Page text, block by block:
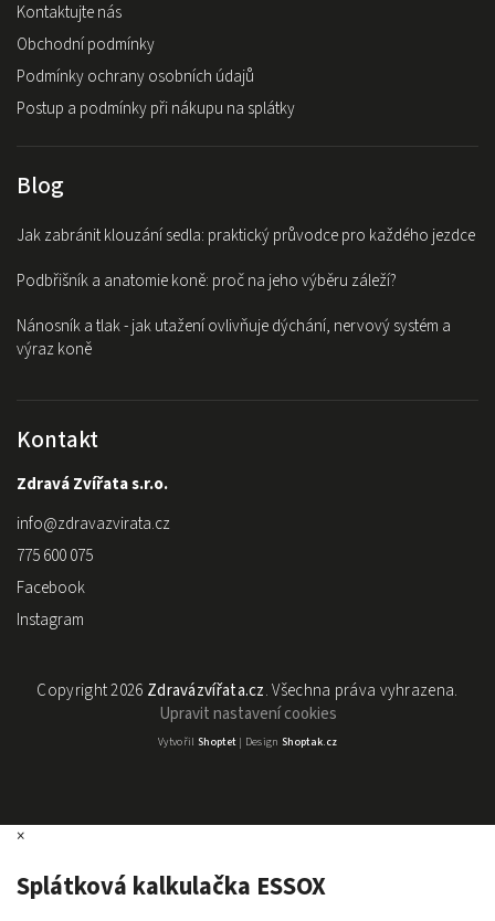
Kontaktujte nás
Obchodní podmínky
Podmínky ochrany osobních údajů
Postup a podmínky při nákupu na splátky
Blog
Jak zabránit klouzání sedla: praktický průvodce pro každého jezdce
Podbřišník a anatomie koně: proč na jeho výběru záleží?
Nánosník a tlak - jak utažení ovlivňuje dýchání, nervový systém a
výraz koně
Kontakt
Zdravá Zvířata s.r.o.
info@zdravazvirata.cz
775 600 075
Facebook
Instagram
Copyright 2026 Zdravázvířata.cz. Všechna práva vyhrazena.
Upravit nastavení cookies
Vytvořil Shoptet| Design Shoptak.cz
×
Splátková kalkulačka ESSOX